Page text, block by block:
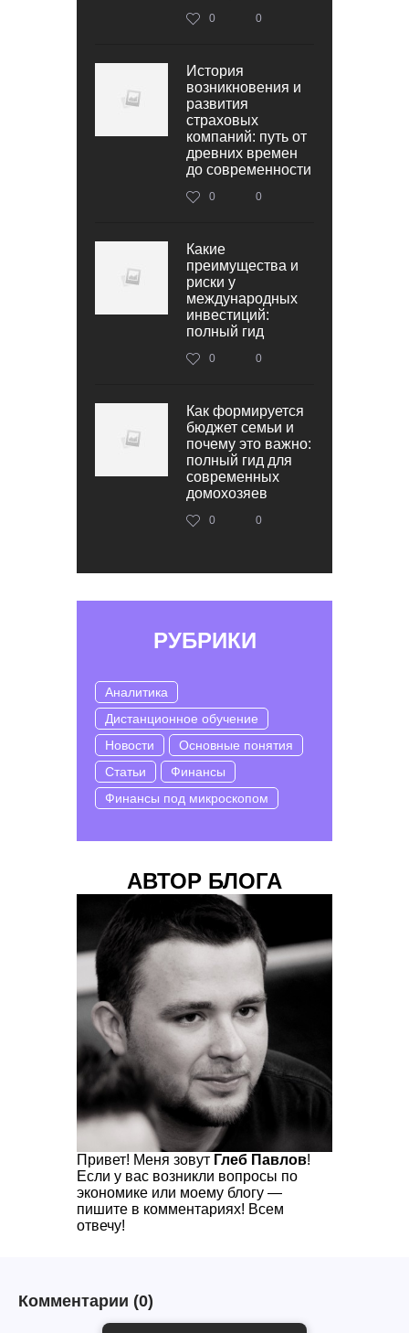
0 0
История
возникновения и
развития
страховых
компаний: путь от
древних времен
до современности
0 0
Какие
преимущества и
риски у
международных
инвестиций:
полный гид
0 0
Как формируется
бюджет семьи и
почему это важно:
полный гид для
современных
домохозяев
0 0
РУБРИКИ
Аналитика
Дистанционное обучение
Новости
Основные понятия
Статьи
Финансы
Финансы под микроскопом
АВТОР БЛОГА
Привет! Меня зовут Глеб Павлов!
Если у вас возникли вопросы по
экономике или моему блогу —
пишите в комментариях! Всем
отвечу!
Комментарии (0)